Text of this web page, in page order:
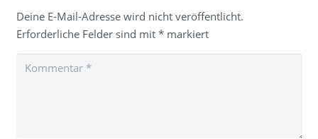
Deine E-Mail-Adresse wird nicht veröffentlicht.
Erforderliche Felder sind mit *markiert